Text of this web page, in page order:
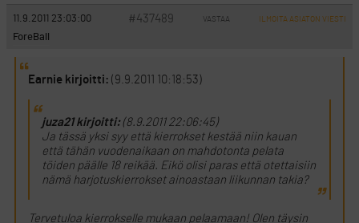
11.9.2011 23:03:00 #437489 VASTAA ILMOITA ASIATON VIESTI
ForeBall
Earnie kirjoitti: (9.9.2011 10:18:53)
juza21 kirjoitti:(8.9.2011 22:06:45)
Ja tässä yksi syy että kierrokset kestää niin kauan
että tähän vuodenaikaan on mahdotonta pelata
töiden päälle 18 reikää. Eikö olisi paras että otettaisiin
nämä harjotuskierrokset ainoastaan liikunnan takia?
Tervetuloa kierrokselle mukaan pelaamaan! Olen täysin